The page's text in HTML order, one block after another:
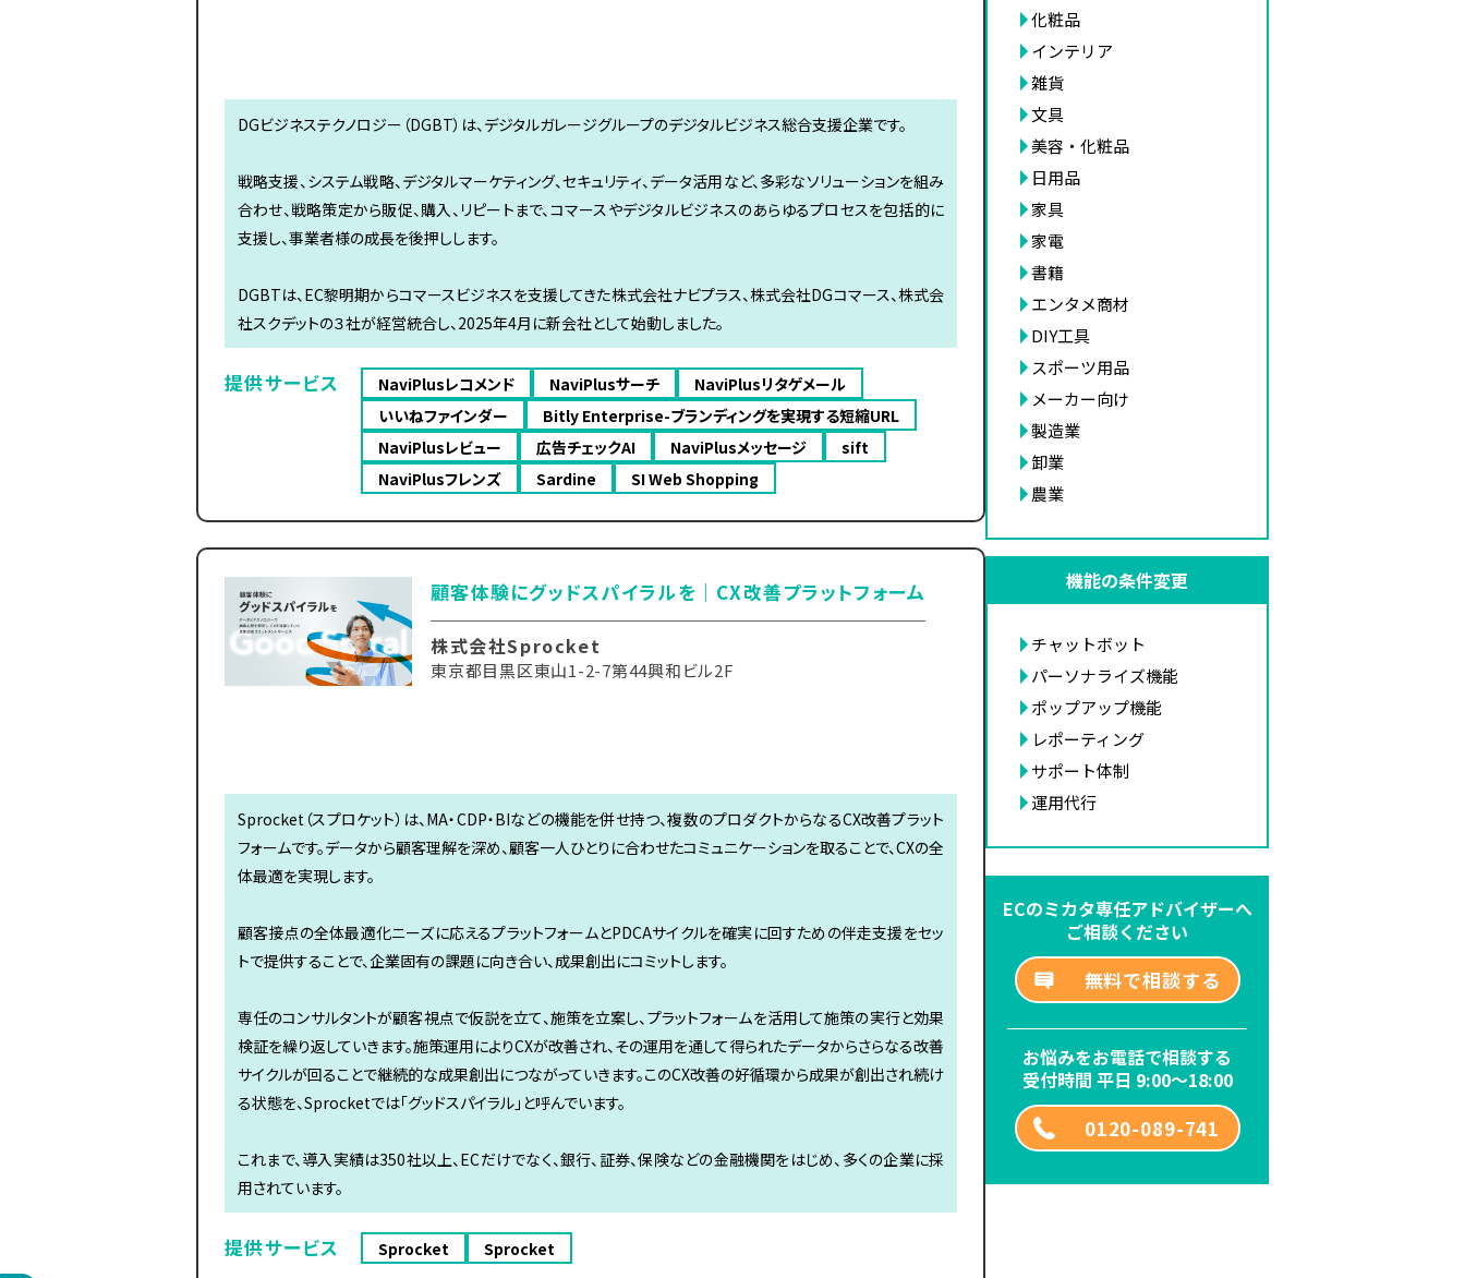
DGビジネステクノロジー（DGBT）は、デジタルガレージグループのデジタルビジネス総合支援企業です。
戦略支援、システム戦略、デジタルマーケティング、セキュリティ、データ活用など、多彩なソリューションを組み
合わせ、戦略策定から販促、購入、リピートまで、コマースやデジタルビジネスのあらゆるプロセスを包括的に
支援し、事業者様の成長を後押しします。
DGBTは、EC黎明期からコマースビジネスを支援してきた株式会社ナビプラス、株式会社DGコマース、株式会
社スクデットの３社が経営統合し、2025年4月に新会社として始動しました。
提供サービス NaviPlusレコメンド NaviPlusサーチ
NaviPlusリタゲメール
いいねファインダー
Bitly Enterprise-ブランディングを実現する短縮URL
NaviPlusレビュー
広告チェックAI NaviPlusメッセージ
sift
NaviPlusフレンズ
Sardine SI Web Shopping
顧客体験にグッドスパイラルを｜CX改善プラットフォーム
株式会社Sprocket
東京都目黒区東山1-2-7第44興和ビル2F
Sprocket（スプロケット）は、MA・CDP・BIなどの機能を併せ持つ、複数のプロダクトからなるCX改善プラット
フォームです。データから顧客理解を深め、顧客一人ひとりに合わせたコミュニケーションを取ることで、CXの全
体最適を実現します。
顧客接点の全体最適化ニーズに応えるプラットフォームとPDCAサイクルを確実に回すための伴走支援をセッ
トで提供することで、企業固有の課題に向き合い、成果創出にコミットします。
専任のコンサルタントが顧客視点で仮説を立て、施策を立案し、プラットフォームを活用して施策の実行と効果
検証を繰り返していきます。施策運用によりCXが改善され、その運用を通して得られたデータからさらなる改善
サイクルが回ることで継続的な成果創出につながっていきます。このCX改善の好循環から成果が創出され続け
る状態を、Sprocketでは「グッドスパイラル」と呼んでいます。
これまで、導入実績は350社以上、ECだけでなく、銀行、証券、保険などの金融機関をはじめ、多くの企業に採
用されています。
提供サービス Sprocket Sprocket
化粧品
インテリア
雑貨
文具
美容・化粧品
日用品
家具
家電
書籍
エンタメ商材
DIY工具
スポーツ用品
メーカー向け
製造業
卸業
農業
機能の条件変更
チャットボット
パーソナライズ機能
ポップアップ機能
レポーティング
サポート体制
運用代行
ECのミカタ専任アドバイザーへ
ご相談ください
無料で相談する
お悩みをお電話で相談する
受付時間 平日 9:00～18:00
0120-089-741